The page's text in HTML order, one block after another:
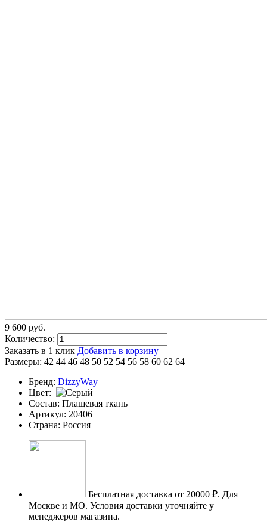
9 600 pуб.
Количество:
Заказать в 1 клик Добавить в корзину
Размеры: 42 44 46 48 50 52 54 56 58 60 62 64
Бренд: DizzyWay
Цвет:
Состав: Плащевая ткань
Артикул: 20406
Страна: Россия
Бесплатная доставка от 20000 ₽. Для
Москве и МО. Условия доставки уточняйте у
менеджеров магазина.